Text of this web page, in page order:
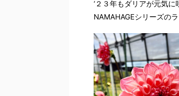
‘２３年もダリアが元気
NAMAHAGEシリーズのラ